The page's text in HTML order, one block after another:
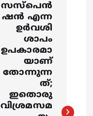
സസ്‌പെൻ
ഷൻ എന്ന
ഉർവശി
ശാപം
ഉപകാരമാ
യാണ്
തോന്നുന്ന
ത്;
ഇതൊരു
വിശ്രമസമ